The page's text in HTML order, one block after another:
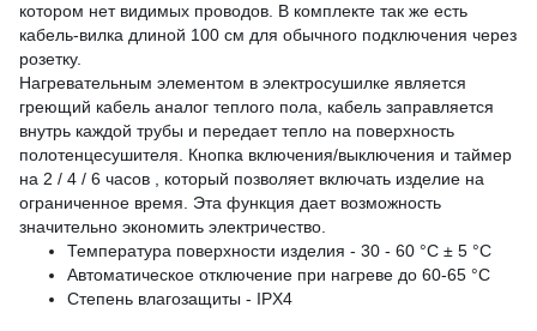
котором нет видимых проводов. В комплекте так же есть
кабель-вилка длиной 100 см для обычного подключения через
розетку.
Нагревательным элементом в электросушилке является
греющий кабель аналог теплого пола, кабель заправляется
внутрь каждой трубы и передает тепло на поверхность
полотенцесушителя. Кнопка включения/выключения и таймер
на 2 / 4 / 6 часов , который позволяет включать изделие на
ограниченное время. Эта функция дает возможность
значительно экономить электричество.
Температура поверхности изделия - 30 - 60 °С ± 5 °С
Автоматическое отключение при нагреве до 60-65 °С
Степень влагозащиты - IPX4